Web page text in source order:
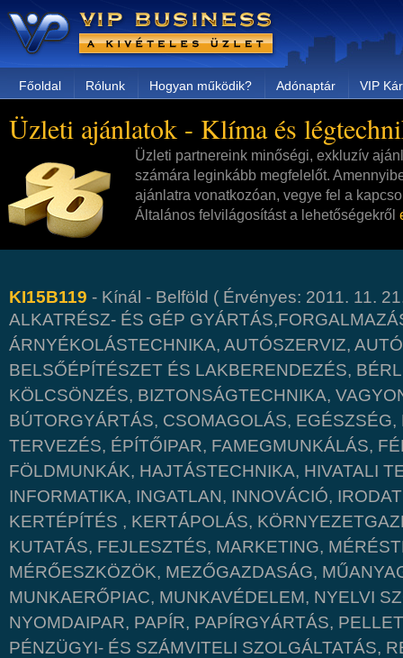
Főoldal Rólunk Hogyan működik? Adónaptár VIP
Üzleti ajánlatok - Klíma és
Üzleti partnereink minőségi, exkluzív
számára leginkább megfelelőt.
ajánlatra vonatkozóan, vegye fel a
Általános felvilágosítást a lehetőségekről
KI15B119 - Kínál - Belföld ( Érvényes: 2011. 11.
ALKATRÉSZ- ÉS GÉP
ÁRNYÉKOLÁSTECHNIKA, AUTÓSZERVIZ,
BELSŐÉPÍTÉSZET ÉS LAKBERENDEZÉS,
KÖLCSÖNZÉS, BIZTONSÁGTECHNIKA,
BÚTORGYÁRTÁS, CSOMAGOLÁS,
TERVEZÉS, ÉPÍTŐIPAR, FAMEGMUNKÁLÁS,
FÖLDMUNKÁK, HAJTÁSTECHNIKA, HIVATALI
INFORMATIKA, INGATLAN, INNOVÁCIÓ,
KERTÉPÍTÉS , KERTÁPOLÁS,
KUTATÁS, FEJLESZTÉS, MARKETING,
MÉRŐESZKÖZÖK, MEZŐGAZDASÁG,
MUNKAERŐPIAC, MUNKAVÉDELEM, NYELVI
NYOMDAIPAR, PAPÍR, PAPÍRGYÁRTÁS,
PÉNZÜGYI- ÉS SZÁMVITELI SZOLGÁLTATÁS,